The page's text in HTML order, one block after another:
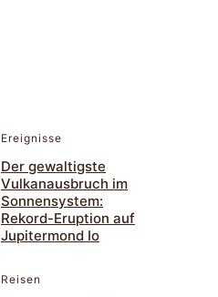
Ereignisse
Der gewaltigste
Vulkanausbruch im
Sonnensystem:
Rekord-Eruption auf
Jupitermond Io
Reisen